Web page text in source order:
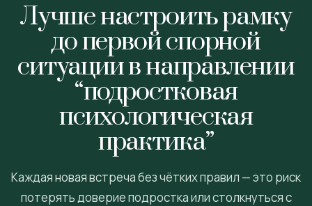
Лучше настроить рамку
до первой спорной
ситуации в направлении
“подростковая
психологическая
практика”
Каждая новая встреча без чётких правил — это риск
потерять доверие подростка или столкнуться с